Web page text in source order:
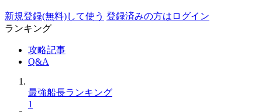
新規登録(無料)して使う 登録済みの方はログイン
ランキング
攻略記事
Q&A
最強船長ランキング
1